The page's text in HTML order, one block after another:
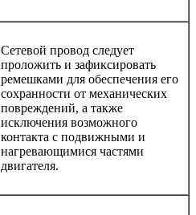
Сетевой провод следует
проложить и зафиксировать
ремешками для обеспечения его
сохранности от механических
повреждений, а также
исключения возможного
контакта с подвижными и
нагревающимися частями
двигателя.